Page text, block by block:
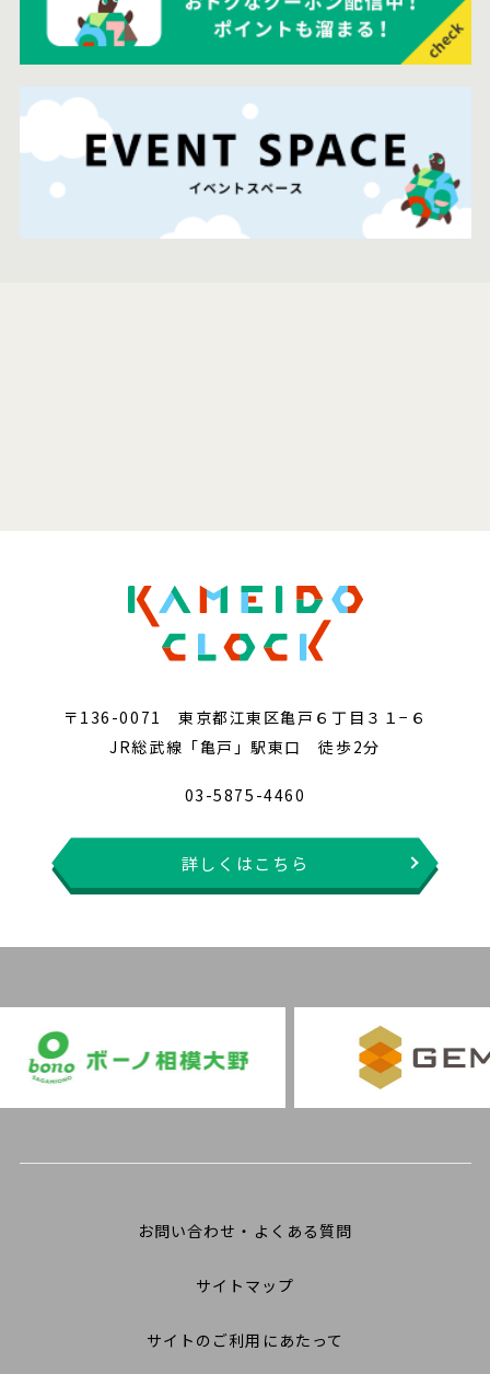
〒136-0071 東京都江東区亀戸６丁目３１−６
JR総武線「亀戸」駅東口 徒歩2分
03-5875-4460
詳しくはこちら
お問い合わせ・よくある質問
サイトマップ
サイトのご利用にあたって